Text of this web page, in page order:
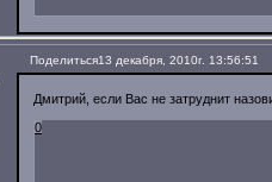
Поделиться13 декабря, 2010г. 13:56:51
Дмитрий, если Вас не затруднит
0